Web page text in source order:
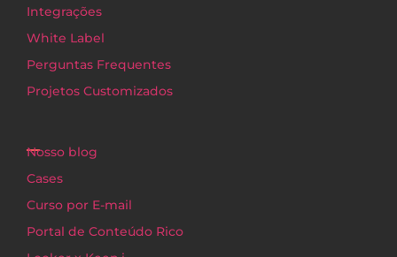
Integrações
White Label
Perguntas Frequentes
Projetos Customizados
Nosso blog
Cases
Curso por E-mail
Portal de Conteúdo Rico